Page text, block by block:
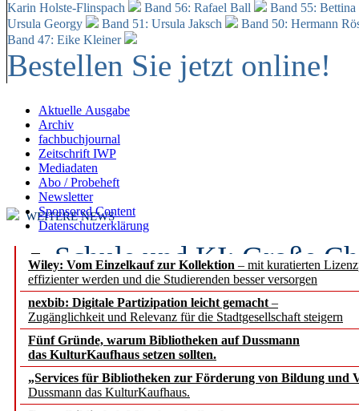
Karin Holste-Flinspach
Band 56: Rafael Ball
Band 55:
Ursula Georgy
Band 51: Ursula Jaksch Band 50: Hermann
Band 47: Eike Kleiner
Bestellen Sie jetzt online!
Aktuelle Ausgabe
Archiv
fachbuchjournal
Zeitschrift IWP
Mediadaten
Abo / Probeheft
Newsletter
Sponsored Content
Datenschutzerklärung
Wiley: Vom Einzelkauf zur Kollektion – mit kuratierten
effizienter werden und die Studierenden besser versorgen
nexbib: Digitale Partizipation leicht gemacht –
Zugänglichkeit und Relevanz für die Stadtgesellschaft steigern
Fünf Gründe, warum Bibliotheken auf Dussmann
das KulturKaufhaus setzen sollten.
„Services für Bibliotheken zur Förderung von Bildung und
Dussmann das KulturKaufhaus.
WEITERE NEWS
Schule und KI: Große
Voraussetzungen
Erfolgreiches erstes
Segment Research –
angepasst